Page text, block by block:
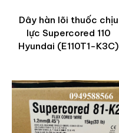
Dây hàn lõi thuốc chịu
lực Supercored 110
Hyundai (E110T1-K3C)